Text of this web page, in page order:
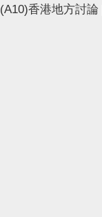
(A10)香港地方討論